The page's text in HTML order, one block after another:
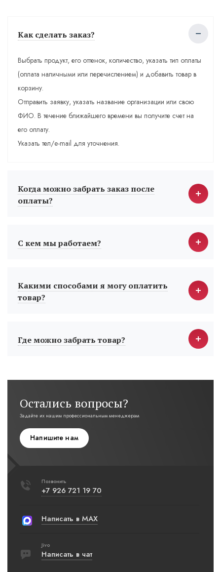
Как сделать заказ?
Выбрать продукт, его оттенок, количество, указать тип оплаты
(оплата наличными или перечислением) и добавить товар в
корзину.
Отправить заявку, указать название организации или свою
ФИО. В течение ближайшего времени вы получите счет на
его оплату.
Указать тел/e-mail для уточнения.
Когда можно забрать заказ после
оплаты?
С кем мы работаем?
Какими способами я могу оплатить
товар?
Где можно забрать товар?
Остались вопросы?
Задайте их нашим профессиональным менеджерам
Напишите нам
Позвонить
+7 926 721 19 70
Написать в MAX
Jivo
Написать в чат